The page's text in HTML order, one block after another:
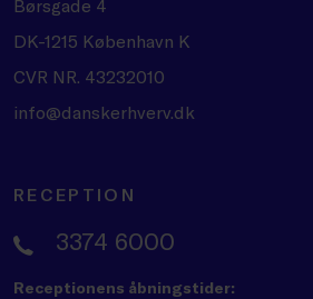
Børsgade 4
DK-1215 København K
CVR NR. 43232010
info@danskerhverv.dk
RECEPTION
3374 6000
Receptionens åbningstider: